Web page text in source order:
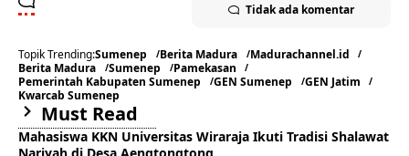
Tidak ada komentar
Topik Trending:Sumenep Berita Madura
Madurachannel.id
Berita Madura
Sumenep
Pamekasan
Pemerintah Kabupaten Sumenep
GEN Sumenep
GEN Jatim
Kwarcab Sumenep
Must Read
Mahasiswa KKN Universitas Wiraraja Ikuti Tradisi Shalawat